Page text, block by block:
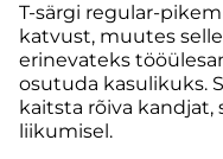
T-särgi regular-
katvust, muutes
erinevateks
osutuda kasulikuks.
kaitsta rõiva kandjat,
liikumisel.